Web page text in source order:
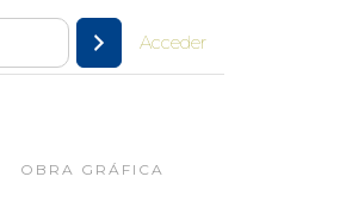
Acceder
OBRA GRÁFICA